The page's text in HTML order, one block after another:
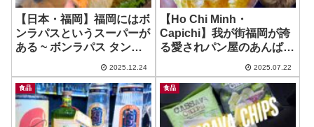
【日本・福岡】福岡にはボ
ンラパスというスーパーが
ある ~ ボンラパス タンブ
2025.12.24
【Ho Chi Minh・
Capichi】我が街福岡が誇
る愛されパン屋のあんぱん
パン Ryoyu Bakery
2025.07.22
食品 食品